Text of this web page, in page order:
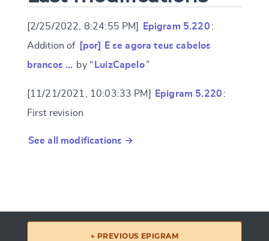
[2/25/2022, 8:24:55 PM] Epigram 5.220 :
Addition of [por] E se agora teus cabelos
brancos … by “ LuizCapelo ”
[11/21/2021, 10:03:33 PM] Epigram 5.220 :
First revision
See all modifications →
← PREVIOUS EPIGRAM